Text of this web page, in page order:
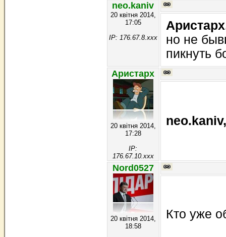
neo.kaniv
20 квітня 2014,
17:05
IP: 176.67.8.xxx
но не
пикнуть
Аристарх
20 квітня 2014,
17:28
IP:
176.67.10.xxx
Nord0527
20 квітня 2014,
18:58
Кто уже